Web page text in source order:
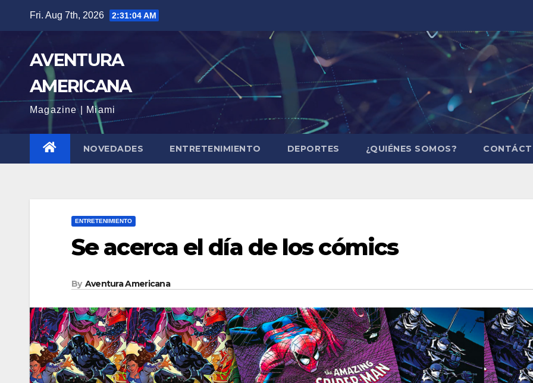
content
Fri. Aug 7th, 2026 2:31:05 AM
AVENTURA
AMERICANA
Magazine | Miami
NOVEDADES ENTRETENIMIENTO DEPORTES ¿QUIÉNES SOMOS?
ENTRETENIMIENTO
Se acerca el día de los cómics
By Aventura Americana